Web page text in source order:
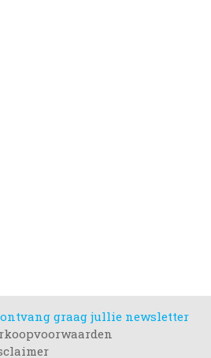
graag jullie newsletter